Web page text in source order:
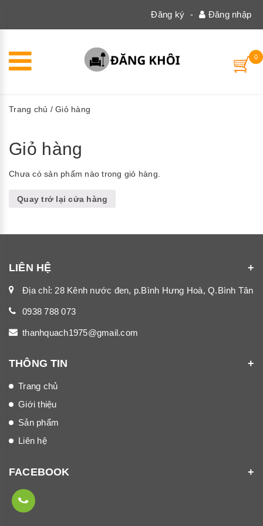
Đăng nhập
-
Đăng ký
0
Trang chủ / Giỏ hàng
Giỏ hàng
Chưa có sản phẩm nào trong giỏ hàng.
Quay trở lại cửa hàng
LIÊN HỆ
Địa chỉ: 28 Kênh nước đen, p.Bình Hưng Hoà, Q.Bình Tân
0938 788 073
thanhquach1975@gmail.com
THÔNG TIN
Trang chủ
Giới thiệu
Sản phẩm
Liên hệ
FACEBOOK